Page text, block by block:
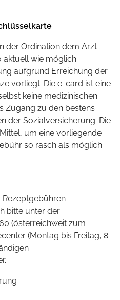
der Ordination dem Arzt
aktuell wie möglich
aufgrund Erreichung der
vorliegt. Die e-card ist eine
keine medizinischen
Zugang zu den bestens
der Sozialversicherung. Die
um eine vorliegende
so rasch als möglich
Rezeptgebühren-
bitte unter der
(österreichweit zum
(Montag bis Freitag, 8